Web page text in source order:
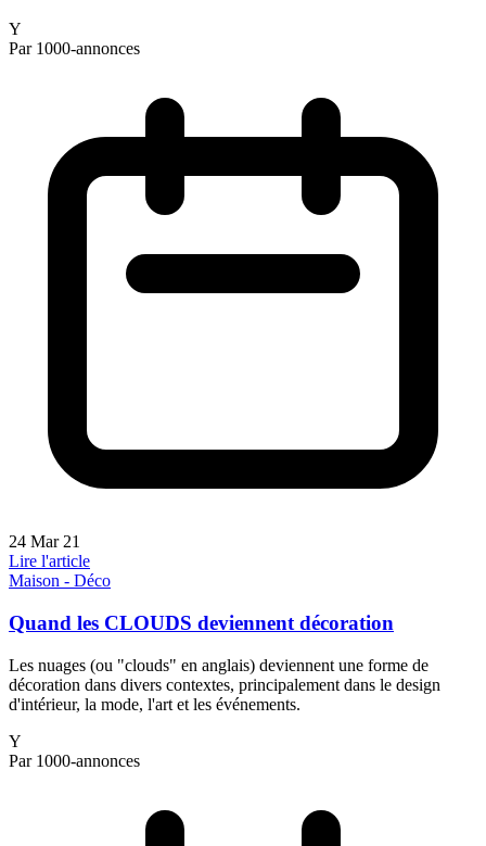
Y
Par 1000-annonces
24 Mar 21
Lire l'article
Maison - Déco
Quand les CLOUDS deviennent décoration
Les nuages (ou "clouds" en anglais) deviennent une forme de
décoration dans divers contextes, principalement dans le design
d'intérieur, la mode, l'art et les événements.
Y
Par 1000-annonces